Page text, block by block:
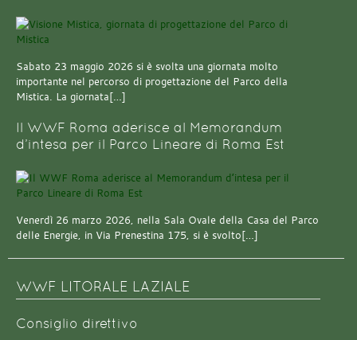
Sabato 23 maggio 2026 si è svolta una giornata molto
importante nel percorso di progettazione del Parco della
Mistica. La giornata[…]
Il WWF Roma aderisce al Memorandum
d’intesa per il Parco Lineare di Roma Est
Venerdì 26 marzo 2026, nella Sala Ovale della Casa del Parco
delle Energie, in Via Prenestina 175, si è svolto[…]
WWF LITORALE LAZIALE
Consiglio direttivo